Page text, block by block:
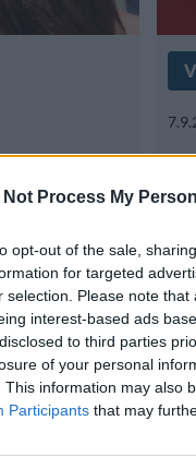
Not Process My
opt-out of the sale,
for targeted
selection. Please note
interest-based ads
to third parties
of your personal
This information may also
Participants that may
joutui eilen